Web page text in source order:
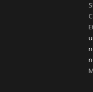
x
2